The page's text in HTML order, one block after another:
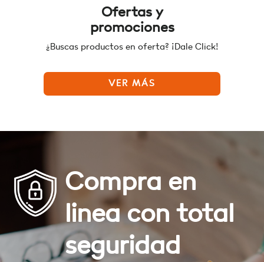
Ofertas y
promociones
¿Buscas productos en oferta? ¡Dale Click!
VER MÁS
Compra en
linea con total
seguridad